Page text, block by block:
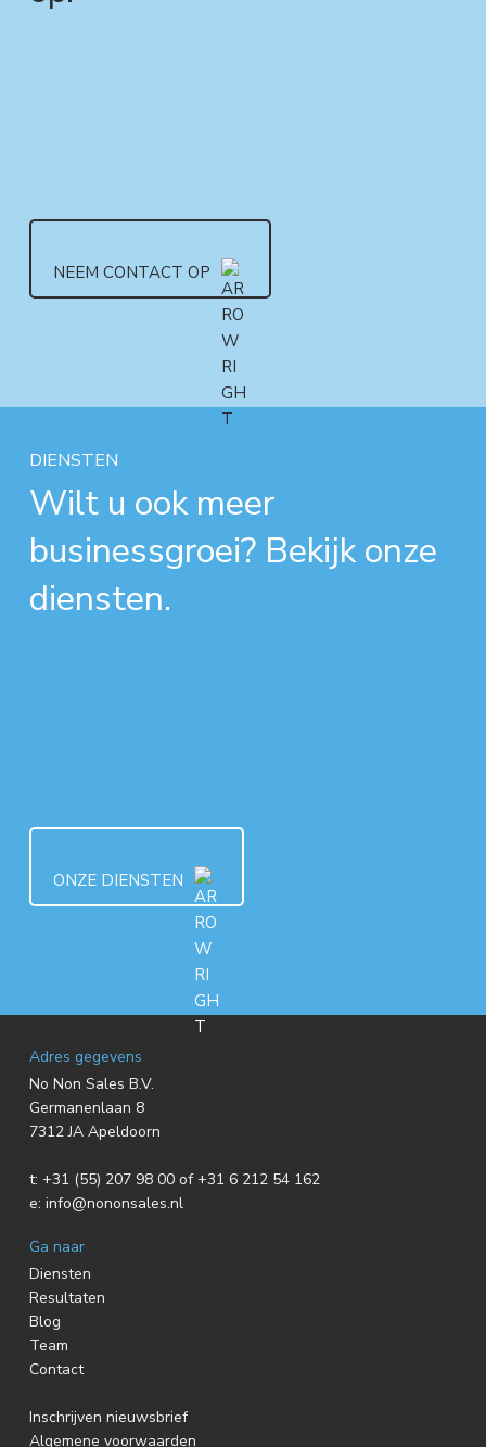
NEEM CONTACT OP
DIENSTEN
Wilt u ook meer
businessgroei? Bekijk onze
diensten.
ONZE DIENSTEN
F
o
o
t
e
r
Adres gegevens
No Non Sales B.V.
Germanenlaan 8
7312 JA Apeldoorn
t: +31 (55) 207 98 00 of +31 6 212 54 162
e: info@nononsales.nl
Ga naar
Diensten
Resultaten
Blog
Team
Contact
Inschrijven nieuwsbrief
Algemene voorwaarden